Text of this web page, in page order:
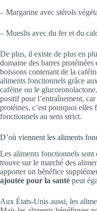
– Margarine avec stérols
– Mueslis avec du fer et du
De plus, il existe de plus en
domaine des barres
boissons contenant de la
aliments fonctionnels grâce
caféine ou le
positif pour l’entraînement,
protéines, c’est pourquoi elles
fonctionnels au sens strict.
D’où viennent les aliments
Les aliments fonctionnels
trouve sur le marché des
apporter un bénéfice
ajoutée pour la santé peut
Aux États-Unis aussi, les